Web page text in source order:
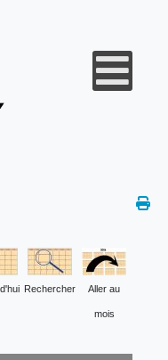
Rechercher Aller au
mois